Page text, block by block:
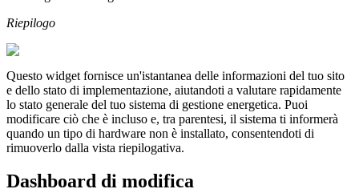
Riepilogo
Questo widget fornisce un'istantanea delle informazioni del tuo sito
e dello stato di implementazione, aiutandoti a valutare rapidamente
lo stato generale del tuo sistema di gestione energetica. Puoi
modificare ciò che è incluso e, tra parentesi, il sistema ti informerà
quando un tipo di hardware non è installato, consentendoti di
rimuoverlo dalla vista riepilogativa.
Dashboard di modifica